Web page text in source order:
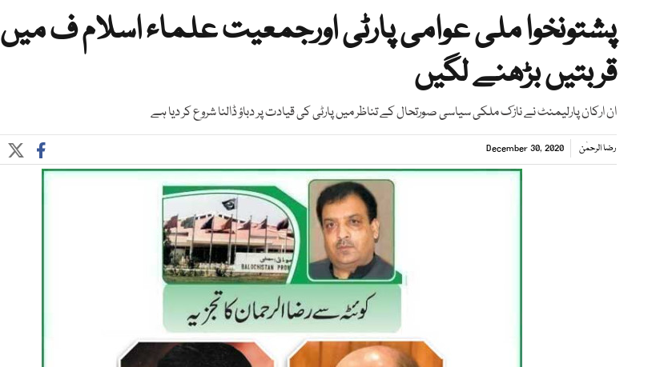
پشتونخوا ملی عوامی پارٹی اورجمعیت علماء اسلام ف میں
قربتیں بڑھنے لگیں
ان ارکان پارلیمنٹ نے نازک ملکی سیاسی صورتحال کے تناظر میں پارٹی کی قیادت پر دباؤ ڈالنا شروع کر دیا ہے
رضا الرحمٰن December 30, 2020